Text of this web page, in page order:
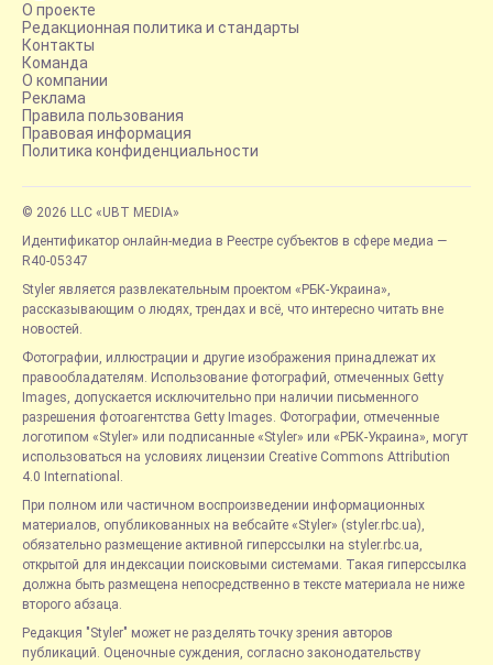
О проекте
Редакционная политика и стандарты
Контакты
Команда
О компании
Реклама
Правила пользования
Правовая информация
Политика конфиденциальности
© 2026 LLC «UBT MEDIA»
Идентификатор онлайн-медиа в Реестре субъектов в сфере медиа —
R40-05347
Styler является развлекательным проектом «РБК-Украина»,
рассказывающим о людях, трендах и всё, что интересно читать вне
новостей.
Фотографии, иллюстрации и другие изображения принадлежат их
правообладателям. Использование фотографий, отмеченных Getty
Images, допускается исключительно при наличии письменного
разрешения фотоагентства Getty Images. Фотографии, отмеченные
логотипом «Styler» или подписанные «Styler» или «РБК-Украина», могут
использоваться на условиях лицензии Creative Commons Attribution
4.0 International.
При полном или частичном воспроизведении информационных
материалов, опубликованных на вебсайте «Styler» (styler.rbc.ua),
обязательно размещение активной гиперссылки на styler.rbc.ua,
открытой для индексации поисковыми системами. Такая гиперссылка
должна быть размещена непосредственно в тексте материала не ниже
второго абзаца.
Редакция "Styler" может не разделять точку зрения авторов
публикаций. Оценочные суждения, согласно законодательству